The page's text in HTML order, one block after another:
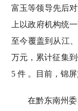
富玉等领导先后
上以政府机构统
至今覆盖到从江
万元，累计征集
5 件 。目前，锦
在黔东南州委、